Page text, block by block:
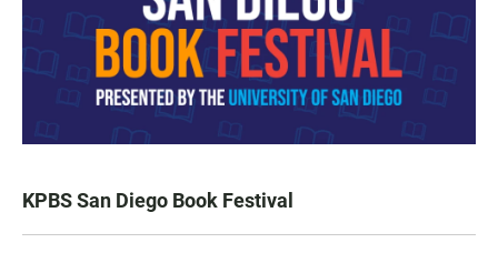
KPBS San Diego Book Festival